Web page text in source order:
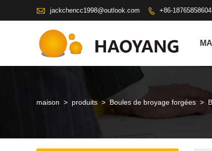
 jackchencc1998@outlook.com  +86-
maison > produits > Boules de broyage forgées >